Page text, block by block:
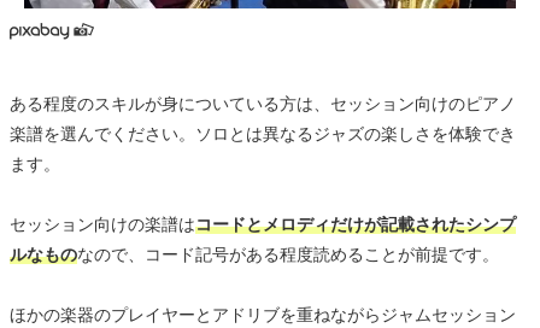
ある程度のスキルが身についている方は、セッション向けのピアノ
楽譜を選んでください。ソロとは異なるジャズの楽しさを体験でき
ます。
セッション向けの楽譜はコードとメロディだけが記載されたシンプ
ルなものなので、コード記号がある程度読めることが前提です。
ほかの楽器のプレイヤーとアドリブを重ねながらジャムセッション